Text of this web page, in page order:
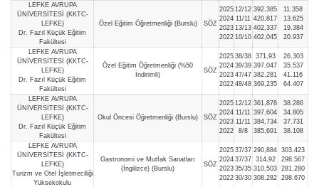
LEFKE AVRUPA
ÜNİVERSİTESİ (KKTC-
LEFKE)
Dr. Fazıl Küçük Eğitim
Fakültesi
Özel Eğitim Öğretmenliği (Burslu) SÖZ
2025
2024
2023
2022
12/12
11/11
13/13
10/10
392,385
420,817
402,337
402,045
11.358
13.625
19.384
20.937
LEFKE AVRUPA
ÜNİVERSİTESİ (KKTC-
LEFKE)
Dr. Fazıl Küçük Eğitim
Fakültesi
Özel Eğitim Öğretmenliği (%50
İndirimli)
SÖZ
2025
2024
2023
2022
38/38
39/39
47/47
48/48
371,93
397,047
382,281
369,235
26.303
35.537
41.116
64.407
LEFKE AVRUPA
ÜNİVERSİTESİ (KKTC-
LEFKE)
Dr. Fazıl Küçük Eğitim
Fakültesi
Okul Öncesi Öğretmenliği (Burslu) SÖZ
2025
2024
2023
2022
12/12
11/11
11/11
8/8
361,878
397,604
384,734
385,691
38.286
34.805
37.731
38.108
LEFKE AVRUPA
ÜNİVERSİTESİ (KKTC-
LEFKE)
Turizm ve Otel İşletmeciliği
Yüksekokulu
Gastronomi ve Mutfak Sanatları
(İngilizce) (Burslu)
SÖZ
2025
2024
2023
2022
37/37
37/37
35/35
30/30
290,884
314,92
310,503
308,282
303.423
298.567
281.280
298.670